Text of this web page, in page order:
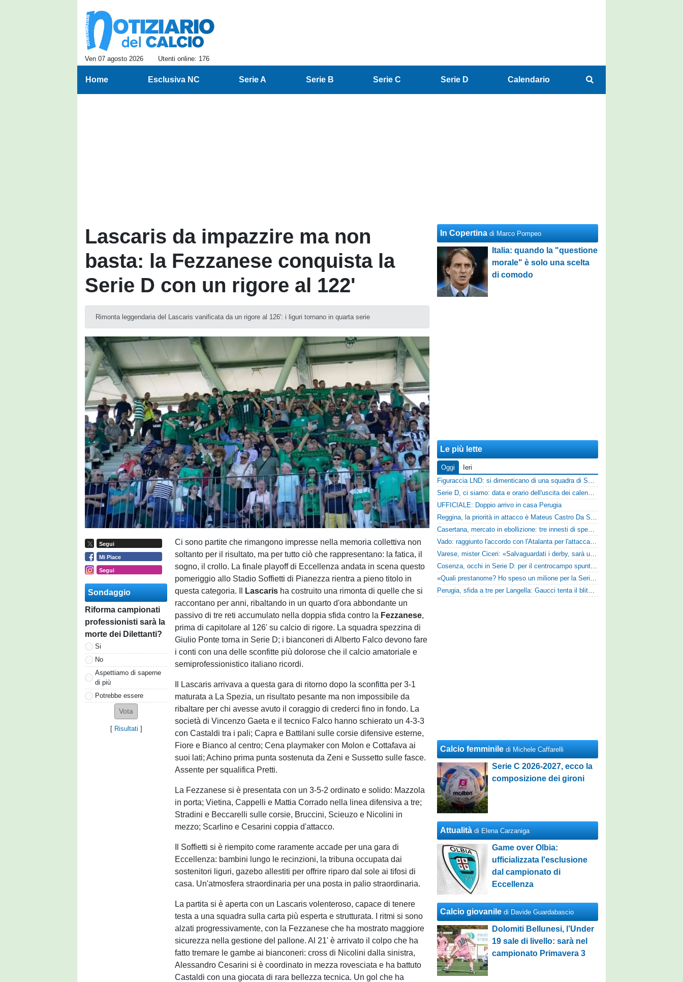
Ven 07 agosto 2026 Utenti online: 176
Home Esclusiva NC Serie A Serie B Serie C Serie D Calendario
Lascaris da impazzire ma non
basta: la Fezzanese conquista la
Serie D con un rigore al 122'
Rimonta leggendaria del Lascaris vanificata da un rigore al 126': i liguri tornano in quarta serie
Segui
Mi Piace
Segui
Sondaggio
Riforma campionati
professionisti sarà la
morte dei Dilettanti?
Si
No
Aspettiamo di saperne
di più
Potrebbe essere
[ Risultati ]
Ci sono partite che rimangono impresse nella memoria collettiva non
soltanto per il risultato, ma per tutto ciò che rappresentano: la fatica, il
sogno, il crollo. La finale playoff di Eccellenza andata in scena questo
pomeriggio allo Stadio Soffietti di Pianezza rientra a pieno titolo in
questa categoria. Il
Lascaris ha costruito una rimonta di quelle che si
raccontano per anni, ribaltando in un quarto d'ora abbondante un
passivo di tre reti accumulato nella doppia sfida contro la Fezzanese,
prima di capitolare al 126' su calcio di rigore. La squadra spezzina di
Giulio Ponte torna in Serie D; i bianconeri di Alberto Falco devono fare
i conti con una delle sconfitte più dolorose che il calcio amatoriale e
semiprofessionistico italiano ricordi.
Il Lascaris arrivava a questa gara di ritorno dopo la sconfitta per 3-1
maturata a La Spezia, un risultato pesante ma non impossibile da
ribaltare per chi avesse avuto il coraggio di crederci fino in fondo. La
società di Vincenzo Gaeta e il tecnico Falco hanno schierato un 4-3-3
con Castaldi tra i pali; Capra e Battilani sulle corsie difensive esterne,
Fiore e Bianco al centro; Cena playmaker con Molon e Cottafava ai
suoi lati; Achino prima punta sostenuta da Zeni e Sussetto sulle fasce.
Assente per squalifica Pretti.
La Fezzanese si è presentata con un 3-5-2 ordinato e solido: Mazzola
in porta; Vietina, Cappelli e Mattia Corrado nella linea difensiva a tre;
Stradini e Beccarelli sulle corsie, Bruccini, Scieuzo e Nicolini in
mezzo; Scarlino e Cesarini coppia d'attacco.
Il Soffietti si è riempito come raramente accade per una gara di
Eccellenza: bambini lungo le recinzioni, la tribuna occupata dai
sostenitori liguri, gazebo allestiti per offrire riparo dal sole ai tifosi di
casa. Un'atmosfera straordinaria per una posta in palio straordinaria.
La partita si è aperta con un Lascaris volenteroso, capace di tenere
testa a una squadra sulla carta più esperta e strutturata. I ritmi si sono
alzati progressivamente, con la Fezzanese che ha mostrato maggiore
sicurezza nella gestione del pallone. Al 21' è arrivato il colpo che ha
fatto tremare le gambe ai bianconeri: cross di Nicolini dalla sinistra,
Alessandro Cesarini si è coordinato in mezza rovesciata e ha battuto
Castaldi con una giocata di rara bellezza tecnica. Un gol che ha
In Copertina di Marco Pompeo
Italia: quando la "questione
morale" è solo una scelta
di comodo
Le più lette
Oggi
Ieri
Figuraccia LND: si dimenticano di una squadra di Serie D, è da rifare il programma Coppa Italia
Serie D, ci siamo: data e orario dell'uscita dei calendari ufficiali
UFFICIALE: Doppio arrivo in casa Perugia
Reggina, la priorità in attacco è Mateus Castro Da Silva: ore decisive per la fumata bianca
Casertana, mercato in ebollizione: tre innesti di spessore per lo scacchiere di Vinicio Espinal
Vado: raggiunto l'accordo con l'Atalanta per l'attaccante Frederick Samuel Ndongue
Varese, mister Ciceri: «Salvaguardati i derby, sarà un campionato avvincente»
Cosenza, occhi in Serie D: per il centrocampo spunta anche Gerardo Di Gilio
«Quali prestanome? Ho speso un milione per la Serie D»: Bandecchi rompe il silenzio sul futuro della Ternana
Perugia, sfida a tre per Langella: Gaucci tenta il blitz per il centrocampista del Cosenza
Calcio femminile di Michele Caffarelli
Serie C 2026-2027, ecco la
composizione dei gironi
Attualità di Elena Carzaniga
Game over Olbia:
ufficializzata l'esclusione
dal campionato di
Eccellenza
Calcio giovanile di Davide Guardabascio
Dolomiti Bellunesi, l’Under
19 sale di livello: sarà nel
campionato Primavera 3